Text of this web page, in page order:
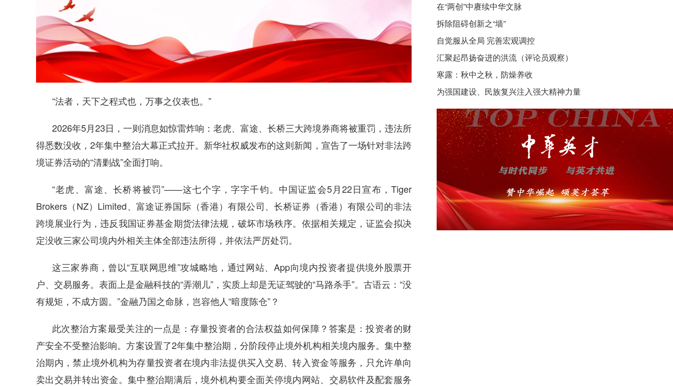
“法者，天下之程式也，万事之仪表也。”
2026年5月23日，一则消息如惊雷炸响：老虎、富途、长桥三大跨境券商将被重罚，违法所
得悉数没收，2年集中整治大幕正式拉开。新华社权威发布的这则新闻，宣告了一场针对非法跨
境证券活动的“清剿战”全面打响。
“老虎、富途、长桥将被罚”——这七个字，字字千钧。中国证监会5月22日宣布，Tiger
Brokers（NZ）Limited、富途证券国际（香港）有限公司、长桥证券（香港）有限公司的非法
跨境展业行为，违反我国证券基金期货法律法规，破坏市场秩序。依据相关规定，证监会拟决
定没收三家公司境内外相关主体全部违法所得，并依法严厉处罚。
这三家券商，曾以“互联网思维”攻城略地，通过网站、App向境内投资者提供境外股票开
户、交易服务。表面上是金融科技的“弄潮儿”，实质上却是无证驾驶的“马路杀手”。古语云：“没
有规矩，不成方圆。”金融乃国之命脉，岂容他人“暗度陈仓”？
此次整治方案最受关注的一点是：存量投资者的合法权益如何保障？答案是：投资者的财
产安全不受整治影响。方案设置了2年集中整治期，分阶段停止境外机构相关境内服务。集中整
治期内，禁止境外机构为存量投资者在境内非法提供买入交易、转入资金等服务，只允许单向
卖出交易并转出资金。集中整治期满后，境外机构要全面关停境内网站、交易软件及配套服务
在“两创”中赓续中华文脉
拆除阻碍创新之“墙”
自觉服从全局 完善宏观调控
汇聚起昂扬奋进的洪流（评论员观察）
寒露：秋中之秋，防燥养收
为强国建设、民族复兴注入强大精神力量